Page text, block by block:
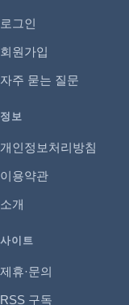
로그인
회원가입
자주 묻는 질문
정보
개인정보처리방침
이용약관
소개
사이트
제휴·문의
RSS 구독